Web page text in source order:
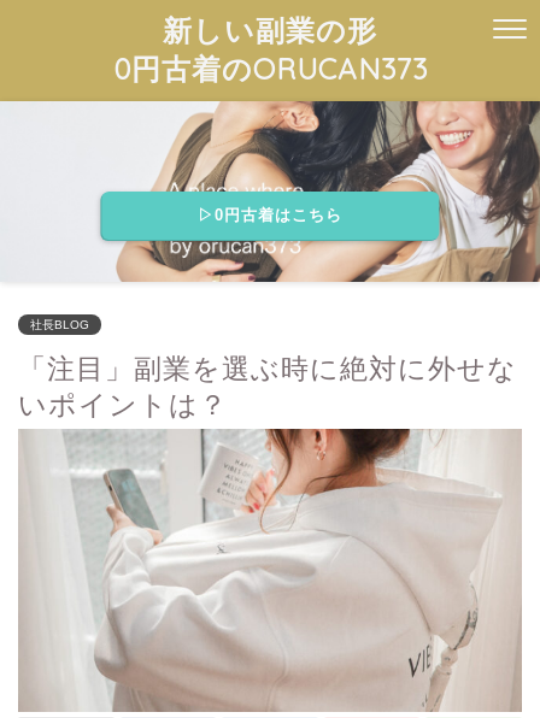
新しい副業の形
0円古着のORUCAN373
▷0円古着はこちら
社長BLOG
「注目」副業を選ぶ時に絶対に外せな
いポイントは？